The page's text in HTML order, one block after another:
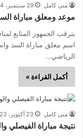
منى كامل 29 سبتمبر، 2024
موعد ومعلق مباراة
يترقب الجمهور المتابع
اسم معلق مباراة السد
الرياضي…
أكمل القراءة »
منى كامل 23 أكتوبر، 2023
نتيجة مباراة الفيصلي